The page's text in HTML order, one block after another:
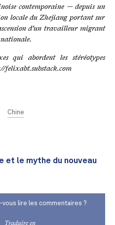
contemporaine — depuis un
locale du Zhejiang portant sur
d’un travailleur migrant
nationale.
qui abordent les stéréotypes
felixabt.substack.com
Chine
et le mythe du nouveau
vous lire les commentaires ?
Traduire en